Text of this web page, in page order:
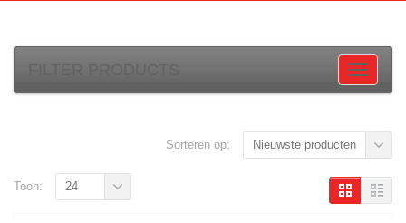
Sorteren op: Nieuwste producten
Toon: 24